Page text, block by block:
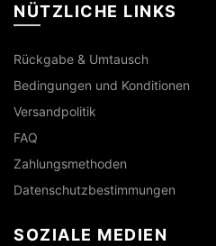
NÜTZLICHE LINKS
Rückgabe & Umtausch
Bedingungen und Konditionen
Versandpolitik
FAQ
Zahlungsmethoden
Datenschutzbestimmungen
SOZIALE MEDIEN